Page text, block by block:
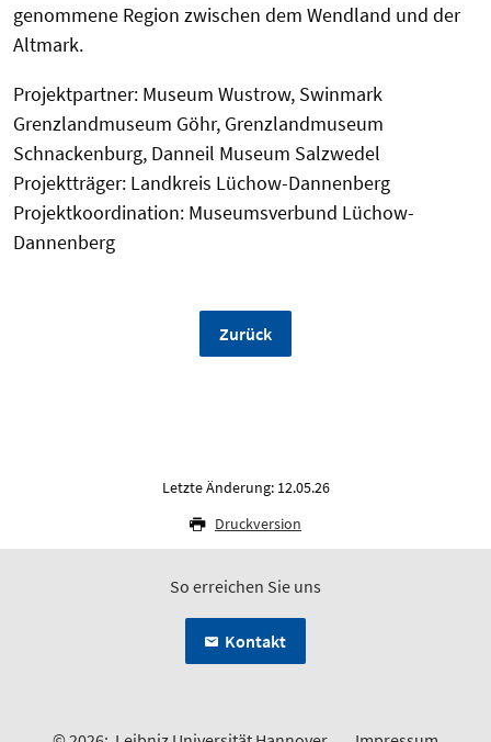
genommene Region zwischen dem Wendland und der
Altmark.
Projektpartner: Museum Wustrow, Swinmark
Grenzlandmuseum Göhr, Grenzlandmuseum
Schnackenburg, Danneil Museum Salzwedel
Projektträger: Landkreis Lüchow-Dannenberg
Projektkoordination: Museumsverbund Lüchow-
Dannenberg
Zurück
Letzte Änderung: 12.05.26
Druckversion
So erreichen Sie uns
Kontakt